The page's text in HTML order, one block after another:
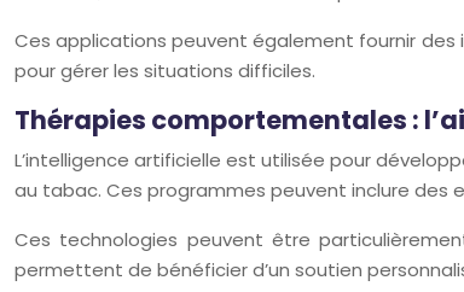
Ces applications peuvent également fournir
pour gérer les situations difficiles.
Thérapies comportementales :
L’intelligence artificielle est utilisée pour
au tabac. Ces programmes peuvent inclure des
Ces technologies peuvent être
permettent de bénéficier d’un soutien